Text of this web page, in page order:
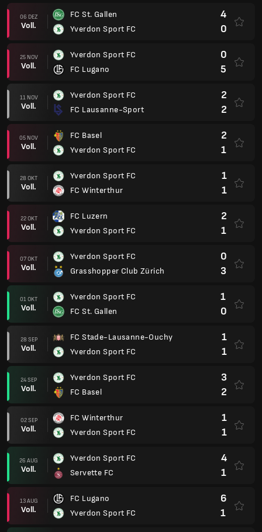
06 DEZ
Voll.
FC St. Gallen
Yverdon Sport FC
4
0
25 NOV
Voll.
Yverdon Sport FC
FC Lugano
0
5
11 NOV
Voll.
Yverdon Sport FC
FC Lausanne-Sport
2
2
05 NOV
Voll.
FC Basel
Yverdon Sport FC
2
1
28 OKT
Voll.
Yverdon Sport FC
FC Winterthur
1
1
22 OKT
Voll.
FC Luzern
Yverdon Sport FC
2
1
07 OKT
Voll.
Yverdon Sport FC
Grasshopper Club Zürich
0
3
01 OKT
Voll.
Yverdon Sport FC
FC St. Gallen
1
0
28 SEP
Voll.
FC Stade-Lausanne-Ouchy
Yverdon Sport FC
1
1
24 SEP
Voll.
Yverdon Sport FC
FC Basel
3
2
02 SEP
Voll.
FC Winterthur
Yverdon Sport FC
1
1
26 AUG
Voll.
Yverdon Sport FC
Servette FC
4
1
13 AUG
Voll.
FC Lugano
Yverdon Sport FC
6
1